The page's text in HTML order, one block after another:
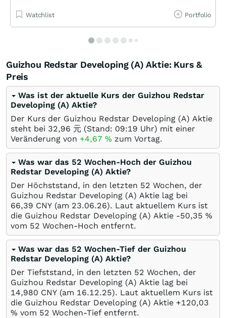
Watchlist Portfolio
Guizhou Redstar Developing (A) Aktie: Kurs &
Preis
Was ist der aktuelle Kurs der Guizhou Redstar
Developing (A) Aktie?
Der Kurs der Guizhou Redstar Developing (A) Aktie
steht bei 32,96 元 (Stand: 09:19 Uhr) mit einer
Veränderung von +4,67 % zum Vortag.
Was war das 52 Wochen-Hoch der Guizhou
Redstar Developing (A) Aktie?
Der Höchststand, in den letzten 52 Wochen, der
Guizhou Redstar Developing (A) Aktie lag bei
66,39 CNY (am 23.06.26). Laut aktuellem Kurs ist
die Guizhou Redstar Developing (A) Aktie -50,35 %
vom 52 Wochen-Hoch entfernt.
Was war das 52 Wochen-Tief der Guizhou
Redstar Developing (A) Aktie?
Der Tiefststand, in den letzten 52 Wochen, der
Guizhou Redstar Developing (A) Aktie lag bei
14,980 CNY (am 16.12.25). Laut aktuellem Kurs ist
die Guizhou Redstar Developing (A) Aktie +120,03
% vom 52 Wochen-Tief entfernt.